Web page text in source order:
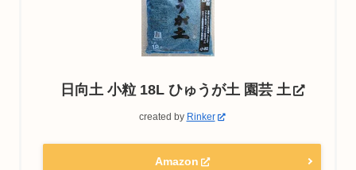
日向土 小粒 18L ひゅうが土 園芸 土
created by Rinker
Amazon